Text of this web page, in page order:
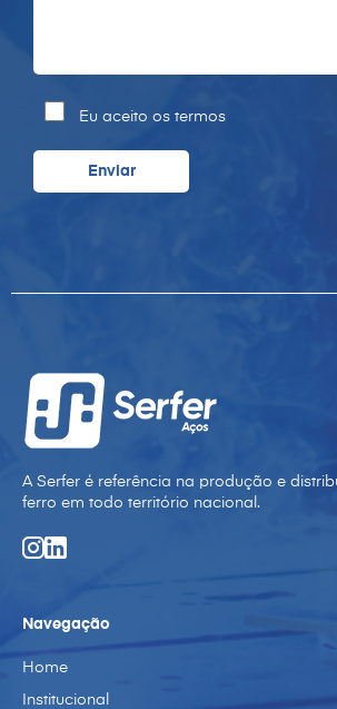
Eu aceito os termos
A Serfer é referência na produção e
ferro em todo território nacional.
Navegação
Home
Institucional